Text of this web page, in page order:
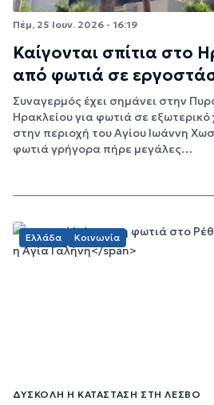
Πέμ, 25 Ιουν. 2026 - 16:19
Καίγονται σπίτια στο
από φωτιά σε
Συναγερμός έχει σημάνει στην
Ηρακλείου για φωτιά σε
στην περιοχή του Αγίου Ιωάννη
φωτιά γρήγορα πήρε μεγάλες…
Ελλάδα Κοινωνία
ΔΎΣΚΟΛΗ Η ΚΑΤΆΣΤΑΣΗ ΣΤΗ ΛΈΣΒΟ